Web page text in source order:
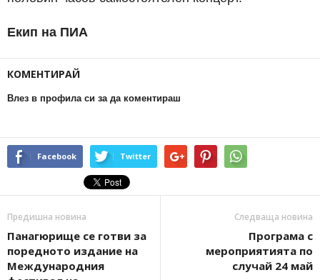
Екип на ПИА
КОМЕНТИРАЙ
Влез в профила си за да коментираш
Facebook Twitter
Предишна новина
Панагюрище се готви за
поредното издание на
Международния
Следваща новина
Програма с
мероприятията по
случай 24 май